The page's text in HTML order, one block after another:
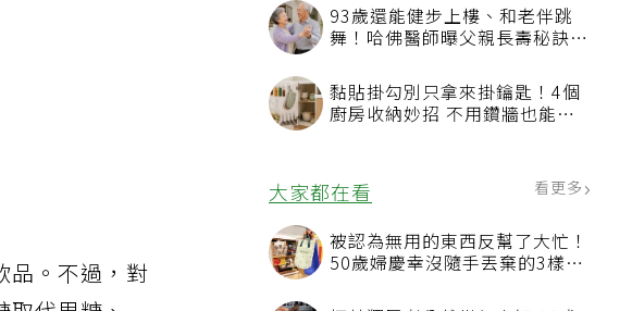
93歲還能健步上樓、和老伴跳
舞！哈佛醫師曝父親長壽秘訣：
黏貼掛勾別只拿來掛鑰匙！4個
廚房收納妙招 不用鑽牆也能省
大家都在看
被認為無用的東西反幫了大忙！
50歲婦慶幸沒隨手丟棄的3樣物
品。不過，對